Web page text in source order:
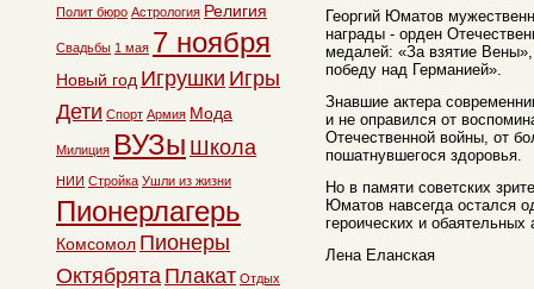
Георгий Юматов
награды - орден
медалей: «За взятие
победу над Германией».
Знавшие актера
и не оправился от
Отечественной войны, от
пошатнувшегося здоровья.
Но в памяти советских
Юматов навсегда остался
героических и обаятельных
Лена Еланская
Полит бюро Астрология Религия
Свадьбы 1 мая 7 ноября
Новый год Игрушки Игры
Дети Спорт Армия Мода
Милиция ВУЗы Школа
НИИ Стройка Ушли из жизни
Пионерлагерь
Комсомол Пионеры
Октябрята Плакат Отдых